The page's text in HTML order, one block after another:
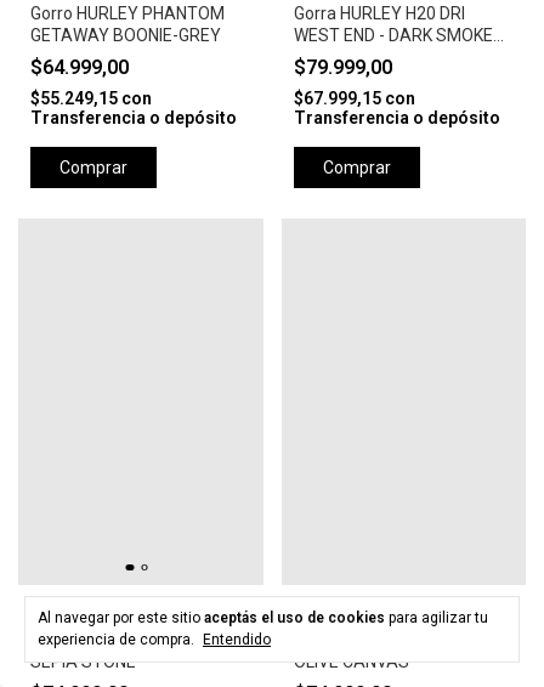
Al navegar por este sitio aceptás el uso de cookies para agilizar tu
experiencia de compra.
Entendido
Gorro HURLEY PHANTOM
GETAWAY BOONIE-GREY
$64.999,00
$55.249,15 con
Transferencia o depósito
Comprar
Gorra HURLEY H20 DRI
WEST END - DARK SMOKE
GREY
$79.999,00
$67.999,15 con
Transferencia o depósito
Comprar
HURLEY
Gorra HURLEY LEVELS HAT -
SEPIA STONE
HURLEY
OLIVE CANVAS